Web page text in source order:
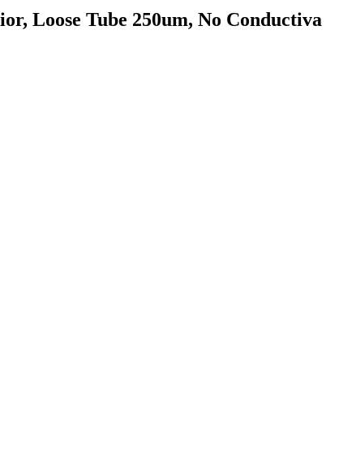
Loose Tube 250um, No Conductiva